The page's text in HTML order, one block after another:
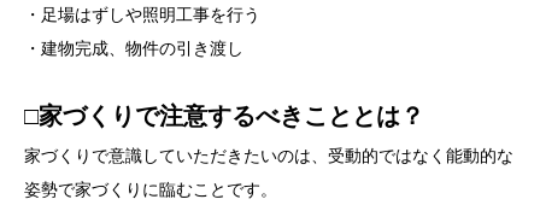
・足場はずしや照明工事を行う
・建物完成、物件の引き渡し
□家づくりで注意するべきこととは？
家づくりで意識していただきたいのは、受動的ではなく能動的な
姿勢で家づくりに臨むことです。